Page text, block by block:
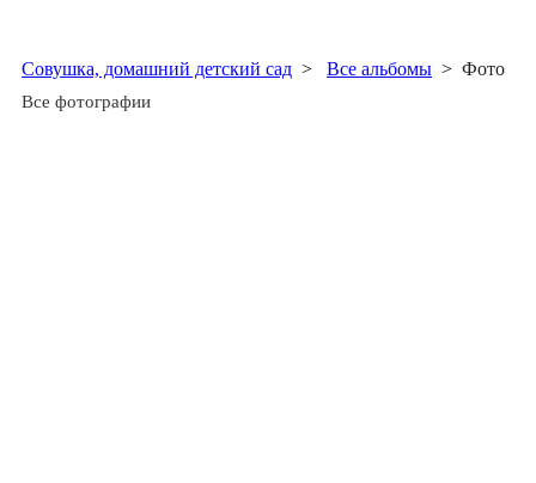
Совушка, домашний детский сад > Все альбомы > Фото
Все фотографии